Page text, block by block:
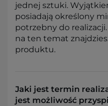
jednej sztuki.
posiadają określony
potrzebny do
na ten temat
produktu.
Jaki jest termin
jest możliwość